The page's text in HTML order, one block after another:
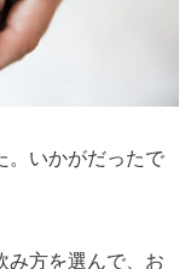
。いかがだったで
み方を選んで、お